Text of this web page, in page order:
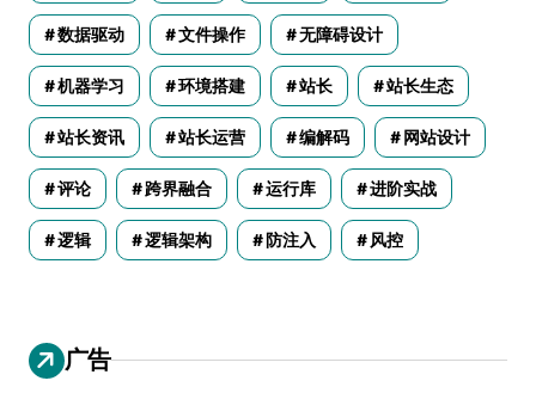
数据驱动 文件操作 无障碍设计
机器学习 环境搭建 站长 站长生态
站长资讯 站长运营 编解码 网站设计
评论 跨界融合 运行库 进阶实战
逻辑 逻辑架构 防注入 风控
广告